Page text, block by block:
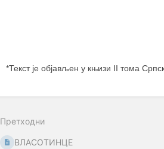
*Текст је објављен у књизи II тома
mode
Претходни
ВЛАСОТИНЦЕ